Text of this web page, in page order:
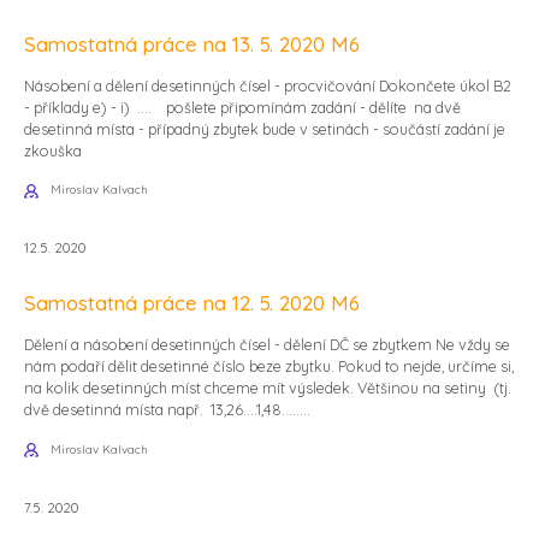
Samostatná práce na 13. 5. 2020 M6
Násobení a dělení desetinných čísel - procvičování Dokončete úkol B2
- příklady e) - i) .... pošlete připomínám zadání - dělíte na dvě
desetinná místa - případný zbytek bude v setinách - součástí zadání je
zkouška
Miroslav Kalvach
12.5. 2020
Samostatná práce na 12. 5. 2020 M6
Dělení a násobení desetinných čísel - dělení DČ se zbytkem Ne vždy se
nám podaří dělit desetinné číslo beze zbytku. Pokud to nejde, určíme si,
na kolik desetinných míst chceme mít výsledek. Většinou na setiny (tj.
dvě desetinná místa např. 13,26....1,48........
Miroslav Kalvach
7.5. 2020